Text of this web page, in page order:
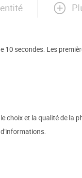
secondes. Les
choix et la qualité de